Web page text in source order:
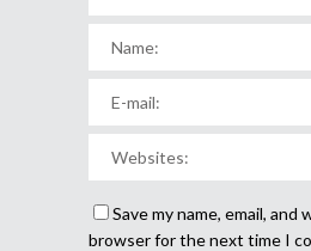
Save my name, email, and
browser for the next time I